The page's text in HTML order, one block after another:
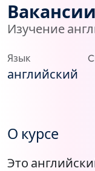
Изучение
Язык
английский
О курсе
Это